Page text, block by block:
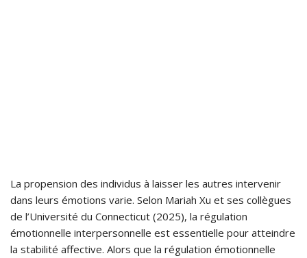
La propension des individus à laisser les autres intervenir
dans leurs émotions varie. Selon Mariah Xu et ses collègues
de l’Université du Connecticut (2025), la régulation
émotionnelle interpersonnelle est essentielle pour atteindre
la stabilité affective. Alors que la régulation émotionnelle